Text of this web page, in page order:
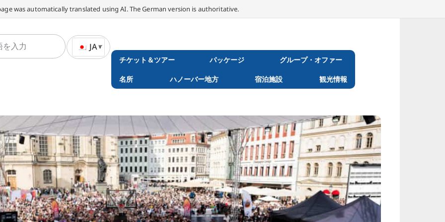
was automatically translated using AI. The German version is authoritative.
JA
チケット＆ツアー パッケージ グループ・オファー
名所 ハノーバー地方 宿泊施設 観光情報